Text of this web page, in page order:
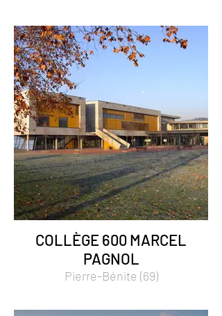
COLLÈGE 600 MARCEL
PAGNOL
Pierre-Bénite (69)